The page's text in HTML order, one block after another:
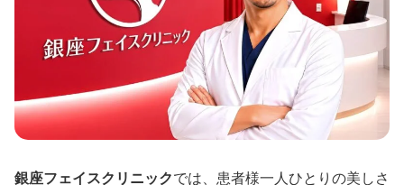
銀座フェイスクリニックでは、患者様一人ひとりの美しさ